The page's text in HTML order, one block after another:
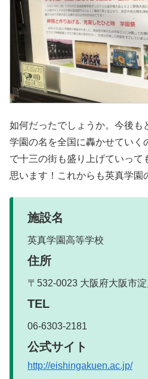
如何だったでしょうか。今後も
学園の名を全国に轟かせていく
で十三の街も盛り上げていって
思います！これからも英真学園
施設名
英真学園高等学校
住所
〒532-0023 大阪府大阪市
TEL
06-6303-2181
公式サイト
http://eishingakuen.ac.jp/